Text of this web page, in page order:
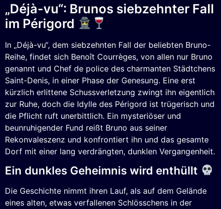
„Déjà-vu“: Brunos siebzehnter Fall
im Périgord
In „Déjà-vu“, dem siebzehnten Fall der beliebten Bruno-
Reihe, findet sich Benoît Courrèges, von allen nur Bruno
genannt und Chef de police des charmanten Städtchens
Saint-Denis, in einer Phase der Genesung. Eine erst
kürzlich erlittene Schussverletzung zwingt ihn eigentlich
zur Ruhe, doch die Idylle des Périgord ist trügerisch und
die Pflicht ruft unerbittlich. Ein mysteriöser und
beunruhigender Fund reißt Bruno aus seiner
Rekonvaleszenz und konfrontiert ihn und das gesamte
Dorf mit einer lang verdrängten, dunklen Vergangenheit.
Ein dunkles Geheimnis wird enthüllt
Die Geschichte nimmt ihren Lauf, als auf dem Gelände
eines alten, etwas verfallenen Schlösschens in der